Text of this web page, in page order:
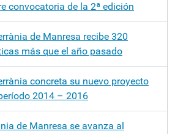
convocatoria de la 2ª edición
de Manresa recibe 320
más que el año pasado
concreta su nuevo proyecto
2014 – 2016
de Manresa se avanza al